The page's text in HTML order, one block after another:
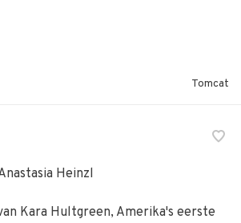
Tomcat
Heinzl
Kara Hultgreen, Amerika's eerste